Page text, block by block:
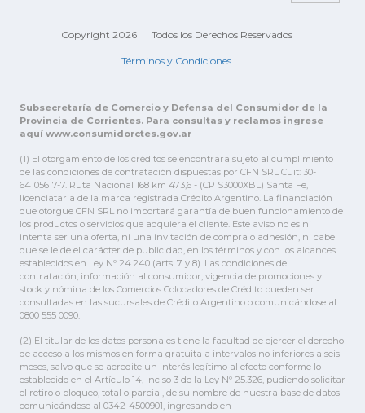
Copyright 2026 Todos los Derechos Reservados
Términos y Condiciones
Subsecretaría de Comercio y Defensa del Consumidor de la
Provincia de Corrientes. Para consultas y reclamos ingrese
aquí www.consumidorctes.gov.ar
(1) El otorgamiento de los créditos se encontrara sujeto al cumplimiento
de las condiciones de contratación dispuestas por CFN SRL Cuit: 30-
64105617-7. Ruta Nacional 168 km 473,6 - (CP S3000XBL) Santa Fe,
licenciataria de la marca registrada Crédito Argentino. La financiación
que otorgue CFN SRL no importará garantía de buen funcionamiento de
los productos o servicios que adquiera el cliente. Este aviso no es ni
intenta ser una oferta, ni una invitación de compra o adhesión, ni cabe
que se le de el carácter de publicidad, en los términos y con los alcances
establecidos en Ley Nº 24.240 (arts. 7 y 8). Las condiciones de
contratación, información al consumidor, vigencia de promociones y
stock y nómina de los Comercios Colocadores de Crédito pueden ser
consultadas en las sucursales de Crédito Argentino o comunicándose al
0800 555 0090.
(2) El titular de los datos personales tiene la facultad de ejercer el derecho
de acceso a los mismos en forma gratuita a intervalos no inferiores a seis
meses, salvo que se acredite un interés legítimo al efecto conforme lo
establecido en el Artículo 14, Inciso 3 de la Ley Nº 25.326, pudiendo solicitar
el retiro o bloqueo, total o parcial, de su nombre de nuestra base de datos
comunicándose al 0342-4500901, ingresando en